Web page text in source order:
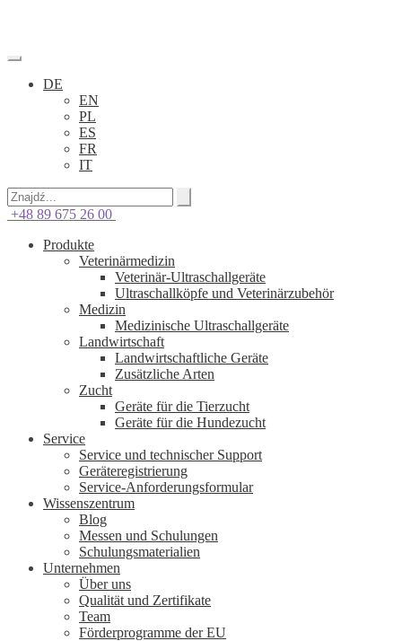
DE
EN
PL
ES
FR
IT
+48 89 675 26 00
Produkte
Veterinärmedizin
Veterinär-Ultraschallgeräte
Ultraschallköpfe und Veterinärzubehör
Medizin
Medizinische Ultraschallgeräte
Landwirtschaft
Landwirtschaftliche Geräte
Zusätzliche Arten
Zucht
Geräte für die Tierzucht
Geräte für die Hundezucht
Service
Service und technischer Support
Geräteregistrierung
Service-Anforderungsformular
Wissenszentrum
Blog
Messen und Schulungen
Schulungsmaterialien
Unternehmen
Über uns
Qualität und Zertifikate
Team
Förderprogramme der EU